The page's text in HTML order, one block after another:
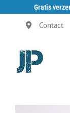
Gratis
Ga
Contact